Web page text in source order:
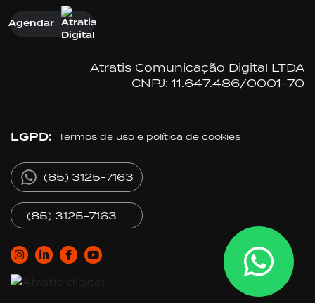
Agendar
Atratis Comunicação Digital LTDA
CNPJ: 11.647.486/0001-70
LGPD: Termos de uso e política de cookies
(85) 3125-7163
(85) 3125-7163